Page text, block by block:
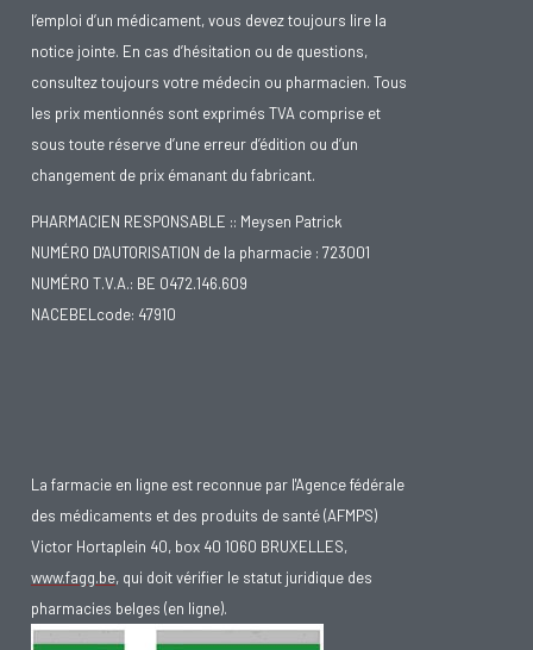
l’emploi d’un médicament, vous devez toujours lire la
notice jointe. En cas d’hésitation ou de questions,
consultez toujours votre médecin ou pharmacien. Tous
les prix mentionnés sont exprimés TVA comprise et
sous toute réserve d’une erreur d’édition ou d’un
changement de prix émanant du fabricant.
PHARMACIEN RESPONSABLE :: Meysen Patrick
NUMÉRO D'AUTORISATION de la pharmacie : 723001
NUMÉRO T.V.A.: BE 0472.146.609
NACEBELcode: 47910
La farmacie en ligne est reconnue par l'Agence fédérale
des médicaments et des produits de santé (AFMPS)
Victor Hortaplein 40, box 40 1060 BRUXELLES,
www.fagg.be, qui doit vérifier le statut juridique des
pharmacies belges (en ligne).